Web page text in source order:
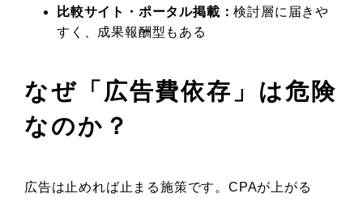
比較サイト・ポータル掲載：検討層に届きや
すく、成果報酬型もある
なぜ「広告費依存」は危険
なのか？
広告は止めれば止まる施策です。CPAが上がる